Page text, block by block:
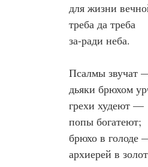
для жизни
треба да треба
за-ради неба.
Псалмы звучат
дьяки брюхом
грехи худеют —
попы богатеют;
брюхо в голоде
архиерей в